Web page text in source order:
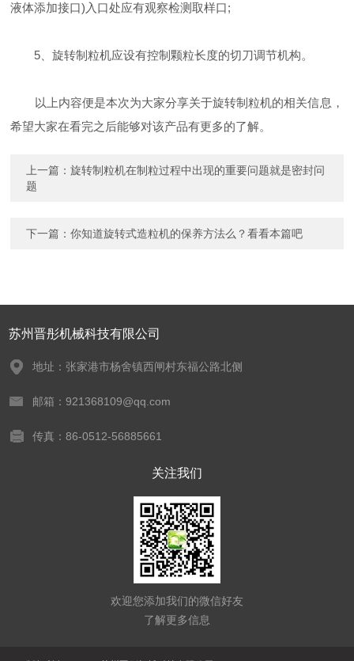
液体添加接口)入口处应有观察检测取样口;
5、旋转制粒机应设有控制颗粒长度的切刀调节机构。
以上内容便是本次为大家分享关于旋转制粒机的相关信息，
希望大家在看完之后能够对该产品有更多的了解。
上一篇：旋转制粒机在制粒过程中出现的重要问题就是密封问
题
下一篇：你知道旋转式造粒机的保养方法么？看看本篇吧
苏州晋彤机械科技有限公司
地址：张家港市杨舍镇西闸村东福公路北侧
邮箱：921368109@qq.com
传真：86-0512-56885661
关注我们
欢迎您添加我们的微信好友
了解更多信息